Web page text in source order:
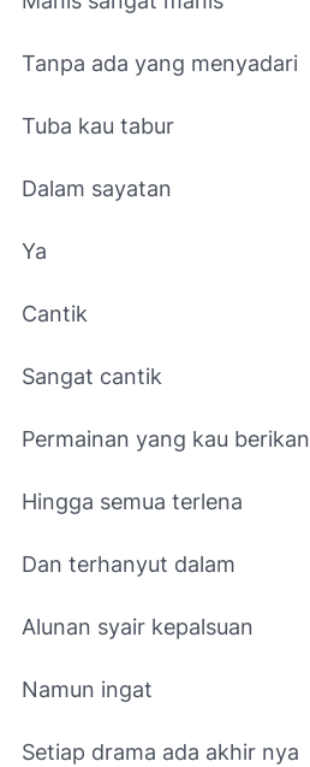
Tanpa ada yang menyadari
Tuba kau tabur
Dalam sayatan
Ya
Cantik
Sangat cantik
Permainan yang kau berikan
Hingga semua terlena
Dan terhanyut dalam
Alunan syair kepalsuan
Namun ingat
Setiap drama ada akhir nya